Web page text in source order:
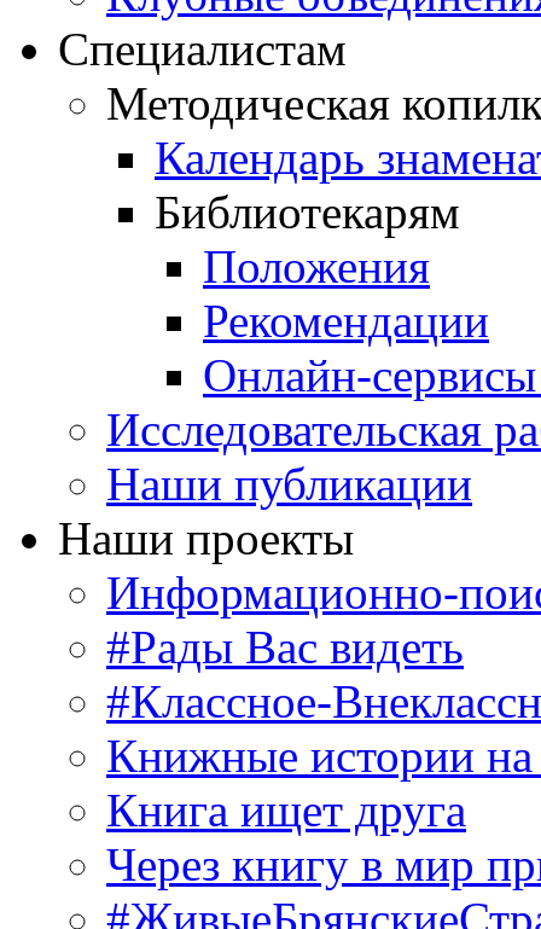
Специалистам
Методическая
Календарь
Библиотекарям
Положения
Рекомендации
Онлайн-сервисы
Исследовательская
Наши публикации
Наши проекты
Информационно-
#Рады Вас видеть
#Классное-
Книжные истории
Книга ищет друга
Через книгу в мир